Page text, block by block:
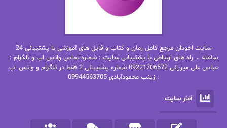
بهاره.م
بیتا فرخی
پاتریشیا ویلسون پرتو فرهمند
پرستو اسحقی
پرستو مهاجر
پرهام رسولی
سایت اخودان مرجع کامل رمان و کتاب و فایل های آموزشی با پشتیبانی 24
ساعته … راه های ارتباطی با پشتیبانی سایت : شماره تماس واتس اپ و تلگرام :
عباس علی میرزائی 09221706572 شماره پشتیبانی 2 فقط در تلگرام و واتس اپ
: زینب محمودآبادی 09944563705
آمار سایت